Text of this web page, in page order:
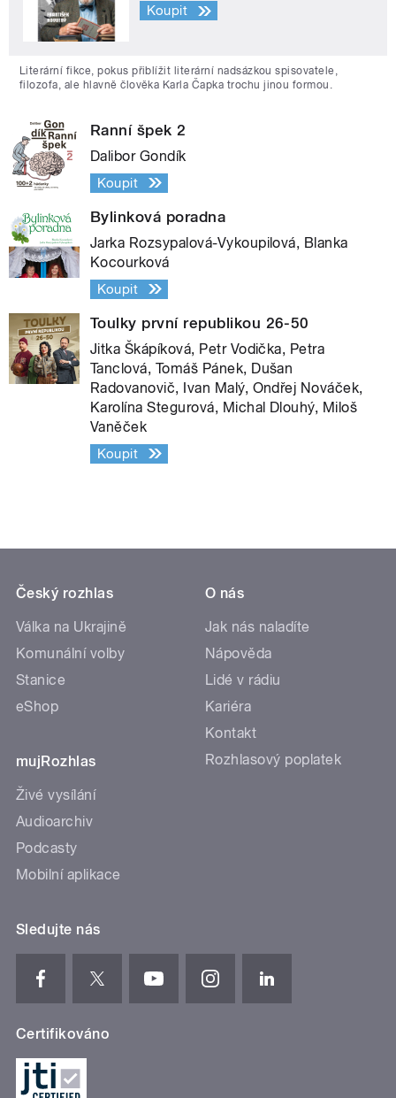
Koupit
Literární fikce, pokus přiblížit literární nadsázkou spisovatele,
filozofa, ale hlavně člověka Karla Čapka trochu jinou formou.
Ranní špek 2
Dalibor Gondík
Koupit
Bylinková poradna
Jarka Rozsypalová-Vykoupilová, Blanka
Kocourková
Koupit
Toulky první republikou 26-50
Jitka Škápíková, Petr Vodička, Petra
Tanclová, Tomáš Pánek, Dušan
Radovanovič, Ivan Malý, Ondřej Nováček,
Karolína Stegurová, Michal Dlouhý, Miloš
Vaněček
Koupit
Český rozhlas
Válka na Ukrajině
Komunální volby
Stanice
eShop
mujRozhlas
Živé vysílání
Audioarchiv
Podcasty
Mobilní aplikace
O nás
Jak nás naladíte
Nápověda
Lidé v rádiu
Kariéra
Kontakt
Rozhlasový poplatek
Sledujte nás
Certifikováno